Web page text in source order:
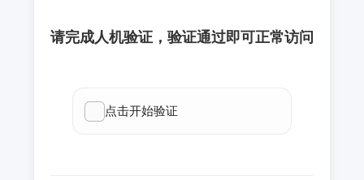
请完成人机验证，验证通过即可正常访问